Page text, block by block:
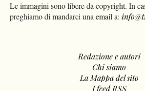
Le immagini sono libere da copyright. In
preghiamo di mandarci una email a:
Redazione e autori
Chi siamo
La Mappa del sito
I feed RSS